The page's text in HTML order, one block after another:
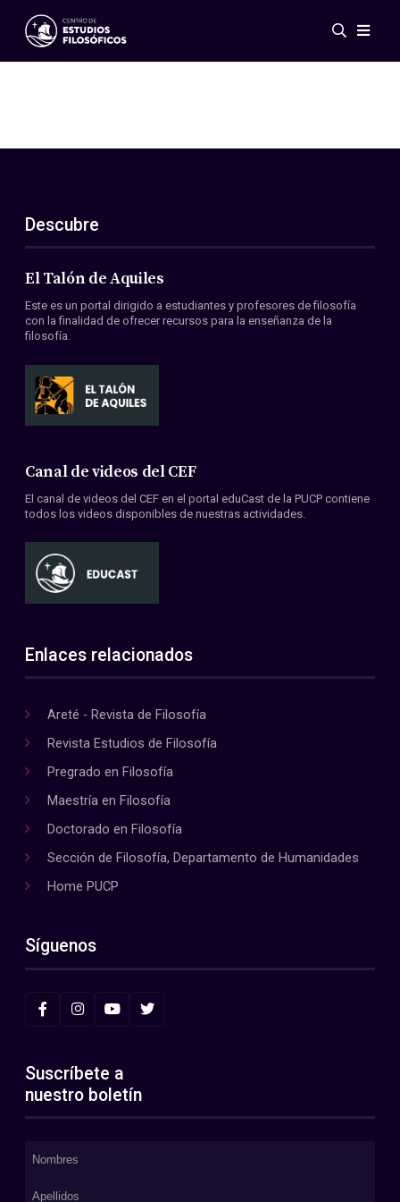
Eventos
ES
EN
Acerca de nosotros
Miembros
Convenios
Descubre
El Talón de Aquiles
Este es un portal dirigido a estudiantes y profesores de filosofía
con la finalidad de ofrecer recursos para la enseñanza de la
filosofía.
Canal de videos del CEF
El canal de videos del CEF en el portal eduCast de la PUCP contiene
todos los videos disponibles de nuestras actividades.
Enlaces relacionados
Areté - Revista de Filosofía
Revista Estudios de Filosofía
Pregrado en Filosofía
Maestría en Filosofía
Doctorado en Filosofía
Sección de Filosofía, Departamento de Humanidades
Home PUCP
Síguenos
Suscríbete a
nuestro boletín